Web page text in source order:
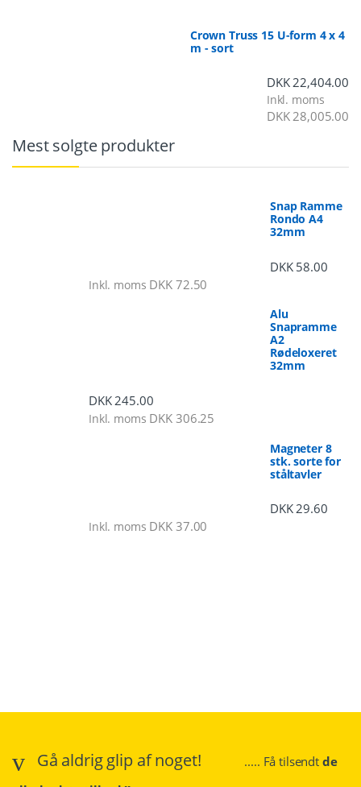
Crown Truss 15 U-form 4 x 4
m - sort
DKK22,404.00
Inkl. moms
DKK28,005.00
Mest solgte produkter
Snap Ramme
Rondo A4
32mm
DKK58.00
Inkl. moms DKK 72.50
Alu
Snapramme
A2
Rødeloxeret
32mm
DKK245.00
Inkl. moms DKK 306.25
Magneter 8
stk. sorte for
ståltavler
DKK29.60
Inkl. moms DKK 37.00
Gå aldrig glip af noget! ..... Få tilsendt de